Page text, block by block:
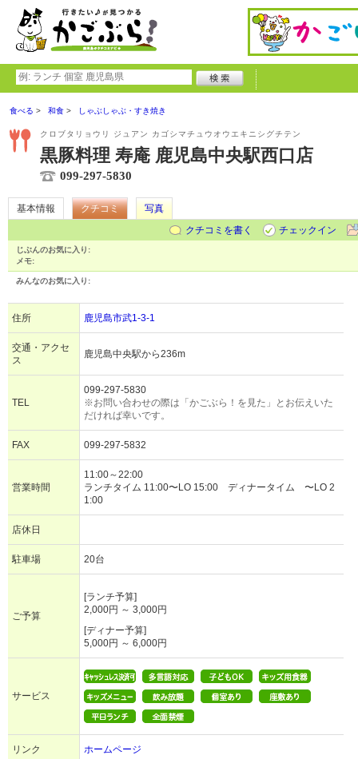
食べる 和食 しゃぶしゃぶ・すき焼き
クロブタリョウリ ジュアン カゴシマチュウオウエキニシグチテン
黒豚料理 寿庵 鹿児島中央駅西口店
099-297-5830
基本情報 クチコミ
写真
クチコミを書く
チェックイン
じぶんのお気に入り:
メモ:
みんなのお気に入り:
住所 鹿児島市武1-3-1
交通・アクセ
ス
鹿児島中央駅から236m
TEL
099-297-5830
※お問い合わせの際は「かごぶら！を見た」とお伝えいた
だければ幸いです。
FAX 099-297-5832
営業時間
11:00～22:00
ランチタイム 11:00〜LO 15:00 ディナータイム 〜LO 2
1:00
店休日
駐車場 20台
ご予算
[ランチ予算]
2,000円 ～ 3,000円
[ディナー予算]
5,000円 ～ 6,000円
サービス
リンク ホームページ